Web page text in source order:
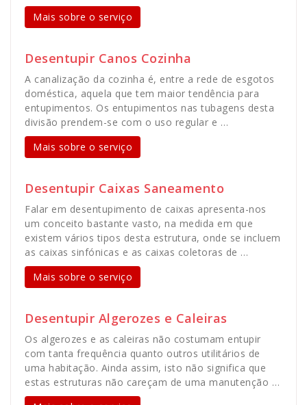
Mais sobre o serviço
Desentupir Canos Cozinha
A canalização da cozinha é, entre a rede de esgotos
doméstica, aquela que tem maior tendência para
entupimentos. Os entupimentos nas tubagens desta
divisão prendem-se com o uso regular e …
Mais sobre o serviço
Desentupir Caixas Saneamento
Falar em desentupimento de caixas apresenta-nos
um conceito bastante vasto, na medida em que
existem vários tipos desta estrutura, onde se incluem
as caixas sinfónicas e as caixas coletoras de …
Mais sobre o serviço
Desentupir Algerozes e Caleiras
Os algerozes e as caleiras não costumam entupir
com tanta frequência quanto outros utilitários de
uma habitação. Ainda assim, isto não significa que
estas estruturas não careçam de uma manutenção …